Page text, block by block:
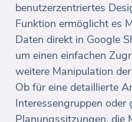
benutzerzentriertes
Funktion ermöglicht es
Daten direkt in Google
um einen einfachen
weitere Manipulation
Ob für eine detaillierte
Interessengruppen oder